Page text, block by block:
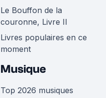
Le Bouffon de la
couronne, Livre II
Livres populaires en ce
moment
Musique
Top 2026 musiques